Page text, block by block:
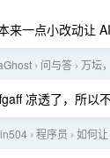
来一点小改动让
› 问与答 › 万坛
凉透了，所以
› 程序员 › 如何